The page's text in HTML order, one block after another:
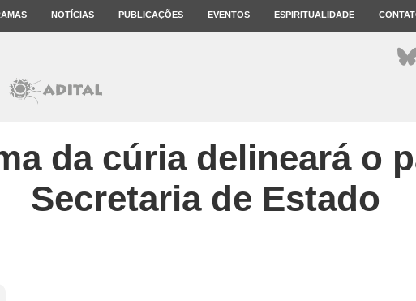
NOTÍCIAS PUBLICAÇÕES EVENTOS ESPIRITUALIDADE
da cúria delineará o
Secretaria de Estado